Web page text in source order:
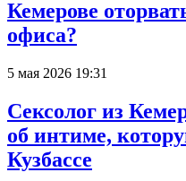
Кемерове
офиса?
5 мая 2026 19:31
Сексолог из
об интиме,
Кузбассе